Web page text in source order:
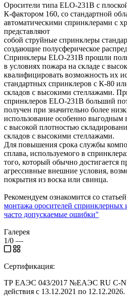
Оросители типа ELO-231B с
К-фактором 160, со стандартной
автоматическими спринклерами с
представляют
собой струйные спринклеры
создающие полусферическое
Спринклеры ELO-231B прошли
в условиях пожара на складе с
квалифицировать возможность их
стандартных спринклеров с К-80
складов с высокими стеллажами.
спринклеров ELO-231B больший
получен при значительно более
использование особенно выгодным
с высокой плотностью
складов с высокими стеллажами.
Для повышения срока службы
сплава, используемого в
того, который обычно достигается
агрессивные внешние условия,
покрытия из воска или свинца.
Рекомендуем ознакомится со статьей
монтажа оросителей спринклерных
часто допускаемые ошибки"
Галерея
1/0 —
Сертификация:
ТР ЕАЭС 043/2017 №ЕАЭС RU C-
действия с 13.12.2021 по 12.12.2026.